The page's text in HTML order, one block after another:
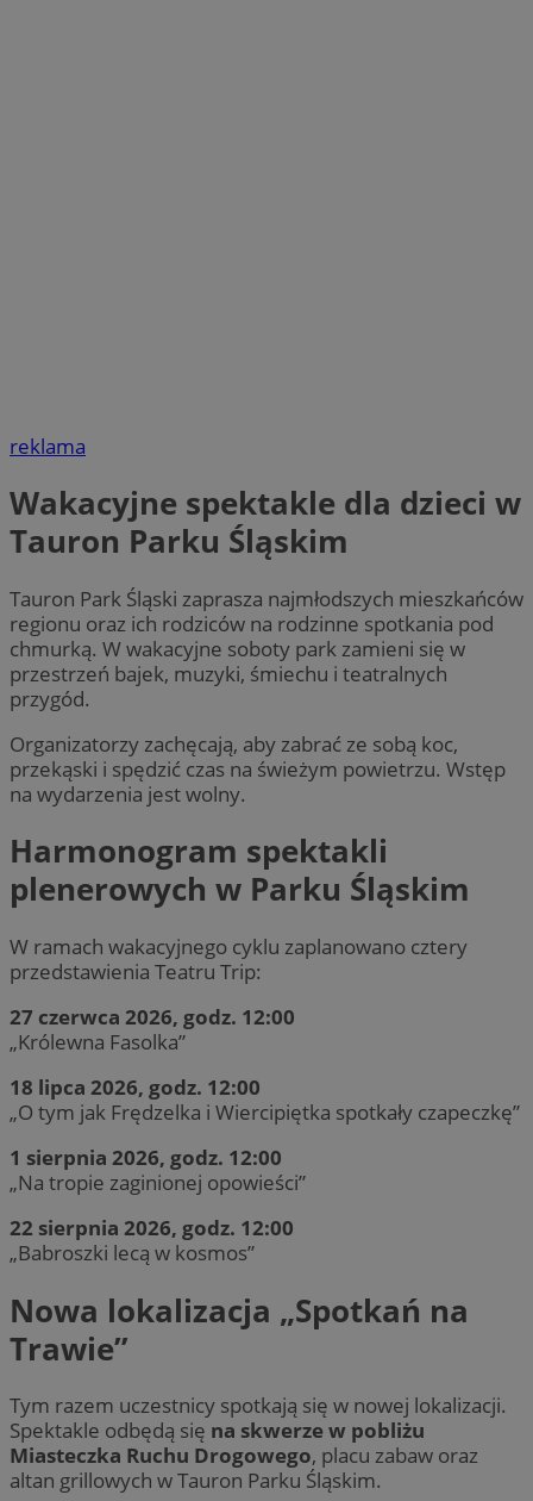
reklama
Wakacyjne spektakle dla dzieci w
Tauron Parku Śląskim
Tauron Park Śląski zaprasza najmłodszych mieszkańców
regionu oraz ich rodziców na rodzinne spotkania pod
chmurką. W wakacyjne soboty park zamieni się w
przestrzeń bajek, muzyki, śmiechu i teatralnych
przygód.
Organizatorzy zachęcają, aby zabrać ze sobą koc,
przekąski i spędzić czas na świeżym powietrzu. Wstęp
na wydarzenia jest wolny.
Harmonogram spektakli
plenerowych w Parku Śląskim
W ramach wakacyjnego cyklu zaplanowano cztery
przedstawienia Teatru Trip:
27 czerwca 2026, godz. 12:00
„Królewna Fasolka”
18 lipca 2026, godz. 12:00
„O tym jak Frędzelka i Wiercipiętka spotkały czapeczkę”
1 sierpnia 2026, godz. 12:00
„Na tropie zaginionej opowieści”
22 sierpnia 2026, godz. 12:00
„Babroszki lecą w kosmos”
Nowa lokalizacja „Spotkań na
Trawie”
Tym razem uczestnicy spotkają się w nowej lokalizacji.
Spektakle odbędą się na skwerze w pobliżu
Miasteczka Ruchu Drogowego, placu zabaw oraz
altan grillowych w Tauron Parku Śląskim.